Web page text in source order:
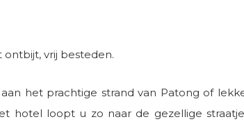
vrij besteden.
het prachtige strand van Patong of
hotel loopt u zo naar de gezellige